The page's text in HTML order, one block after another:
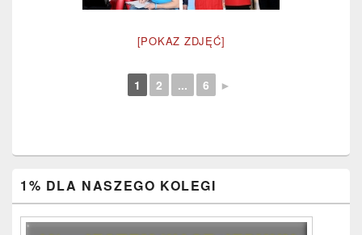
[POKAZ ZDJĘĆ]
1 2 ... 6 ►
Sidebar
Widget
Area
1% DLA NASZEGO KOLEGI